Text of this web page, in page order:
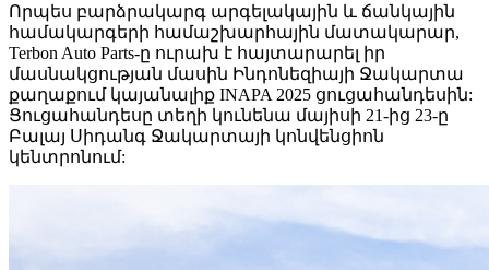
Որպես բարձրակարգ արգելակային և ճանկային
համակարգերի համաշխարհային մատակարար,
Terbon Auto Parts-ը ուրախ է հայտարարել իր
մասնակցության մասին Ինդոնեզիայի Ջակարտա
քաղաքում կայանալիք INAPA 2025 ցուցահանդեսին:
Ցուցահանդեսը տեղի կունենա մայիսի 21-ից 23-ը
Բալայ Սիդանգ Ջակարտայի կոնվենցիոն
կենտրոնում: